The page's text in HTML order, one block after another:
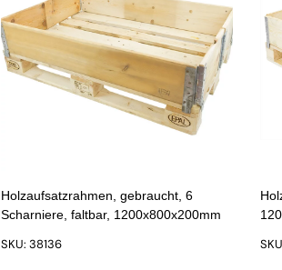
Holzaufsatzrahmen, gebraucht, 6
Scharniere, faltbar, 1200x800x200mm
SKU: 38136